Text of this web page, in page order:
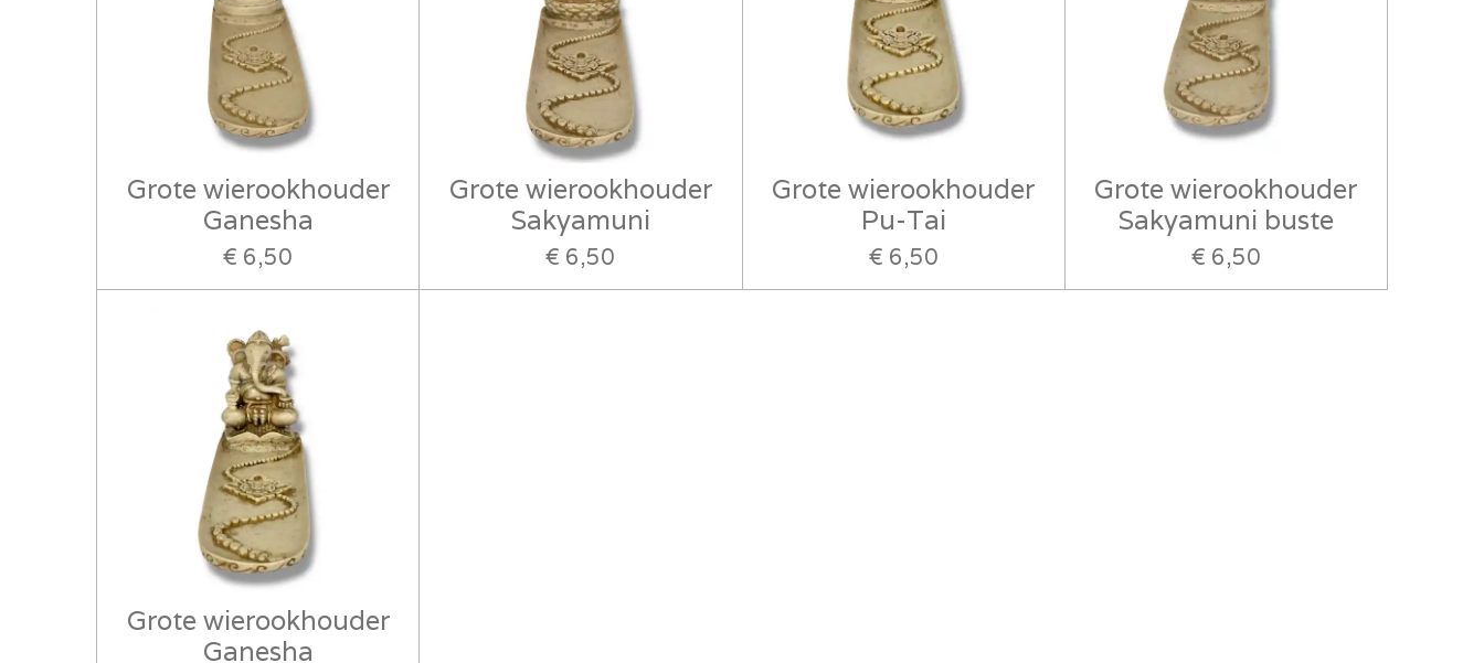
Grote wierookhouder
Ganesha
€ 6,50
Grote wierookhouder
Sakyamuni
€ 6,50
Grote wierookhouder
Pu-Tai
€ 6,50
Grote wierookhouder
Sakyamuni buste
€ 6,50
Grote wierookhouder
Ganesha